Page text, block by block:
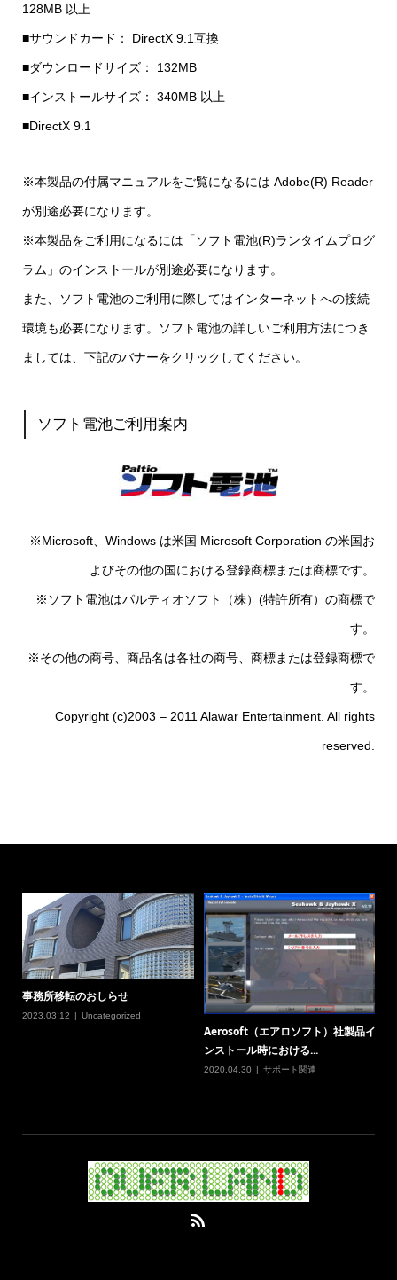
128MB 以上
■サウンドカード： DirectX 9.1互換
■ダウンロードサイズ： 132MB
■インストールサイズ： 340MB 以上
■DirectX 9.1
※本製品の付属マニュアルをご覧になるには Adobe(R) Reader
が別途必要になります。
※本製品をご利用になるには「ソフト電池(R)ランタイムプログ
ラム」のインストールが別途必要になります。
また、ソフト電池のご利用に際してはインターネットへの接続
環境も必要になります。ソフト電池の詳しいご利用方法につき
ましては、下記のバナーをクリックしてください。
ソフト電池ご利用案内
※Microsoft、Windows は米国 Microsoft Corporation の米国お
よびその他の国における登録商標または商標です。
※ソフト電池はパルティオソフト（株）(特許所有）の商標で
す。
※その他の商号、商品名は各社の商号、商標または登録商標で
す。
Copyright (c)2003 – 2011 Alawar Entertainment. All rights
reserved.
事務所移転のおしらせ
2023.03.12 Uncategorized
Aerosoft（エアロソフト）社製品イ
ンストール時における...
2020.04.30 サポート関連